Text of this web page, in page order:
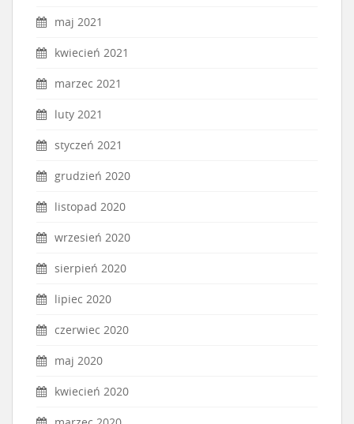
maj 2021
kwiecień 2021
marzec 2021
luty 2021
styczeń 2021
grudzień 2020
listopad 2020
wrzesień 2020
sierpień 2020
lipiec 2020
czerwiec 2020
maj 2020
kwiecień 2020